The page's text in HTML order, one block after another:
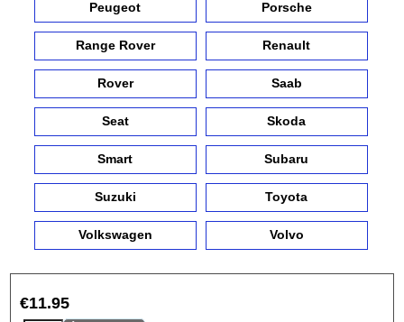
Peugeot Porsche
Range Rover Renault
Rover Saab
Seat Skoda
Smart Subaru
Suzuki Toyota
Volkswagen Volvo
€11.95